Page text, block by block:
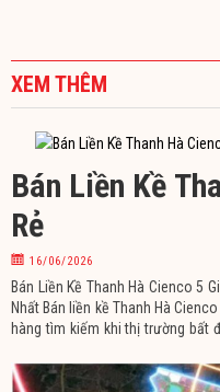
XEM THÊM
Bán Liền Kề
Rẻ
16/06/2026
Bán Liền Kề Thanh Hà Cienco 5
Nhất Bán liền kề Thanh Hà
hàng tìm kiếm khi thị trường bất